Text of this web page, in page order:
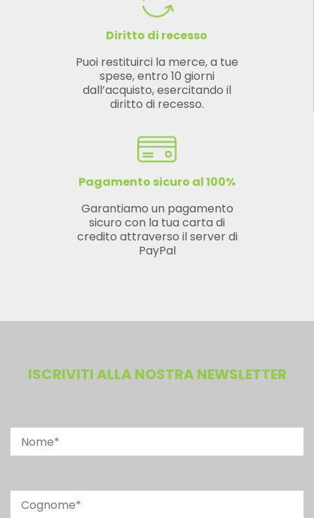
Diritto di recesso
Puoi restituirci la merce, a tue
spese, entro 10 giorni
dall’acquisto, esercitando il
diritto di recesso.
Pagamento sicuro al 100%
Garantiamo un pagamento
sicuro con la tua carta di
credito attraverso il server di
PayPal
ISCRIVITI ALLA NOSTRA NEWSLETTER